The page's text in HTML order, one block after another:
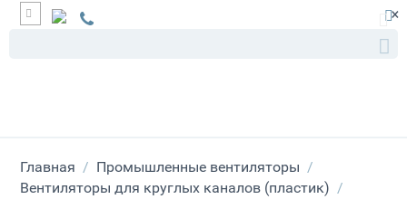
Главная / Промышленные вентиляторы /
Вентиляторы для круглых каналов (пластик) /
×